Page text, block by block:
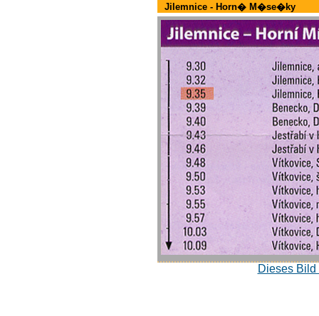
Jilemnice - Horn� M�se�ky
Dieses Bild